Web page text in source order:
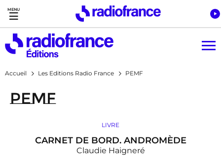
Accès direct :
Menu principal
Contenu
Accueil Les Editions Radio France PEMF
PEMF
LIVRE
CARNET DE BORD. ANDROMÈDE
Claudie Haigneré